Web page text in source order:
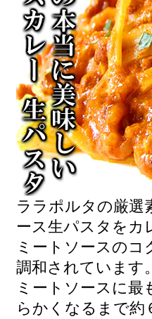
ララポルタの厳選
ース生パスタをカ
ミートソースの
調和されています
ミートソースに最
らかくなるまで